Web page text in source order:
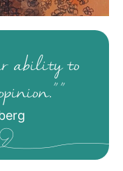
ability to